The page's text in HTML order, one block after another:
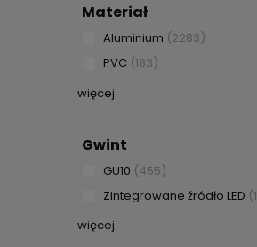
Materiał
Aluminium (2283)
PVC (183)
więcej
Gwint
GU10 (455)
Zintegrowane źródło LED
więcej